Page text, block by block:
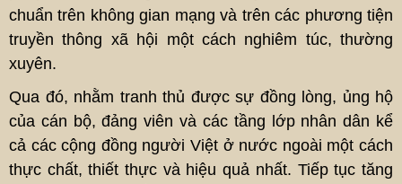
chuẩn trên không gian mạng và trên các phương tiện
truyền thông xã hội một cách nghiêm túc, thường
xuyên.
Qua đó, nhằm tranh thủ được sự đồng lòng, ủng hộ
của cán bộ, đảng viên và các tầng lớp nhân dân kể
cả các cộng đồng người Việt ở nước ngoài một cách
thực chất, thiết thực và hiệu quả nhất. Tiếp tục tăng